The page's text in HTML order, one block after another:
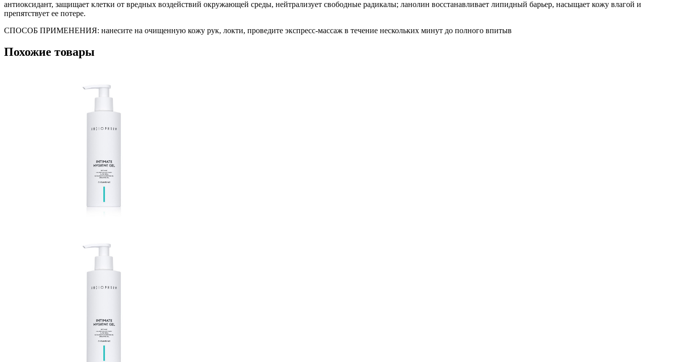
антиоксидант, защищает клетки от вредных воздействий окружающей среды, нейтрализует свободные радикалы; ланолин восстанавливает липидный барьер, насыщает кожу влагой и
препятствует ее потере.
СПОСОБ ПРИМЕНЕНИЯ: нанесите на очищенную кожу рук, локти, проведите экспресс-массаж в течение нескольких минут до полного впитыв
Похожие товары